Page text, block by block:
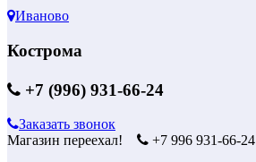
Иваново
Кострома
+7 (996) 931-66-24
Заказать звонок
Магазин переехал!
+7 996 931-66-24